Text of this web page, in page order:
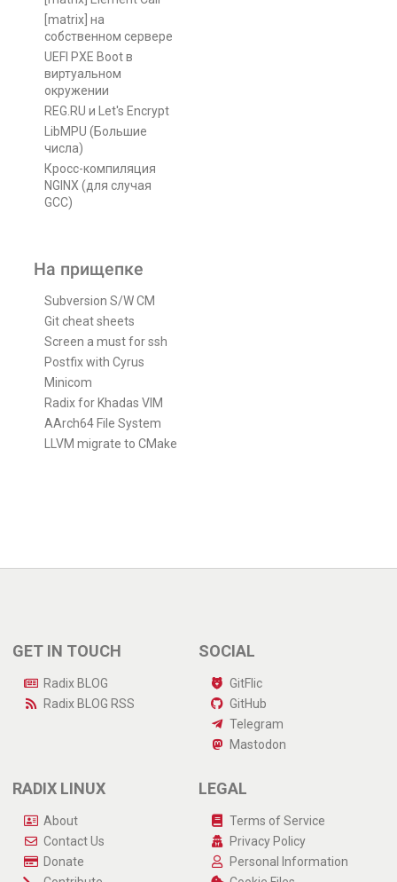
[matrix] на
собственном сервере
UEFI PXE Boot в
виртуальном
окружении
REG.RU и Let's Encrypt
LibMPU (Большие
числа)
Кросс-компиляция
NGINX (для случая
GCC)
На прищепке
Subversion S/W CM
Git cheat sheets
Screen a must for ssh
Postfix with Cyrus
Minicom
Radix for Khadas VIM
AArch64 File System
LLVM migrate to CMake
GET IN TOUCH
Radix BLOG
Radix BLOG RSS
SOCIAL
GitFlic
GitHub
Telegram
Mastodon
RADIX LINUX
About
Contact Us
Donate
LEGAL
Terms of Service
Privacy Policy
Personal Information